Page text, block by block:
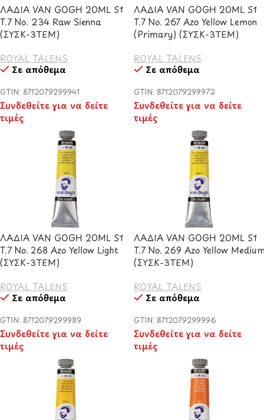
ΛΑΔΙΑ VAN GOGH 20ML S1
T.7 No. 234 Raw Sienna
(ΣΥΣΚ-3ΤΕΜ)
ROYAL TALENS
Σε απόθεμα
GTIN: 8712079299941
Συνδεθείτε για να δείτε
τιμές
ΛΑΔΙΑ VAN GOGH 20ML S1
T.7 No. 267 Azo Yellow Lemon
(Primary) (ΣΥΣΚ-3ΤΕΜ)
ROYAL TALENS
Σε απόθεμα
GTIN: 8712079299972
Συνδεθείτε για να δείτε
τιμές
ΛΑΔΙΑ VAN GOGH 20ML S1
T.7 No. 268 Azo Yellow Light
(ΣΥΣΚ-3ΤΕΜ)
ROYAL TALENS
Σε απόθεμα
GTIN: 8712079299989
Συνδεθείτε για να δείτε
τιμές
ΛΑΔΙΑ VAN GOGH 20ML S1
T.7 No. 269 Azo Yellow
(ΣΥΣΚ-3ΤΕΜ)
ROYAL TALENS
Σε απόθεμα
GTIN: 8712079299996
Συνδεθείτε για να δείτε
τιμές